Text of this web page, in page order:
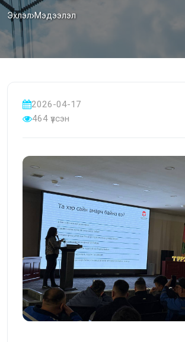
Эхлэл Мэдээлэл
2026-04-17
464 үзсэн